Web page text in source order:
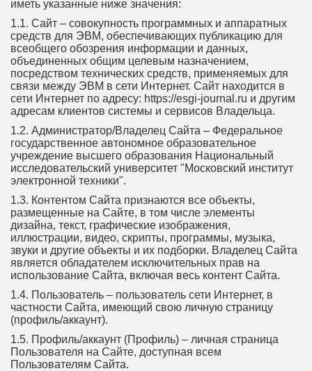
иметь указанные ниже значения:
1.1. Сайт – совокупность программных и аппаратных
средств для ЭВМ, обеспечивающих публикацию для
всеобщего обозрения информации и данных,
объединенных общим целевым назначением,
посредством технических средств, применяемых для
связи между ЭВМ в сети Интернет. Сайт находится в
сети Интернет по адресу: https://esgi-journal.ru и другим
адресам клиентов системы и сервисов Владельца.
1.2. Администратор/Владелец Сайта – Федеральное
государственное автономное образовательное
учреждение высшего образования Национальный
исследовательский университет "Московский институт
электронной техники".
1.3. Контентом Сайта признаются все объекты,
размещенные на Сайте, в том числе элементы
дизайна, текст, графические изображения,
иллюстрации, видео, скрипты, программы, музыка,
звуки и другие объекты и их подборки. Владелец Сайта
является обладателем исключительных прав на
использование Сайта, включая весь контент Сайта.
1.4. Пользователь – пользователь сети Интернет, в
частности Сайта, имеющий свою личную страницу
(профиль/аккаунт).
1.5. Профиль/аккаунт (Профиль) – личная страница
Пользователя на Сайте, доступная всем
Пользователям Сайта.